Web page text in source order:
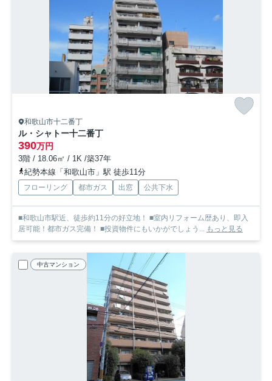
和歌山市十二番丁
ル・シャトー十二番丁
390万円
3階 / 18.06㎡ / 1K /築37年
紀勢本線「和歌山市」駅 徒歩11分
フローリング 都市ガス 出窓 公共下水
■和歌山市駅近、徒歩約11分の好立地！ ■室内リフォーム歴あり、即入
居可能！都市ガス完備！ ■投資物件にもいかがでしょう... もっと見る
中古マンション